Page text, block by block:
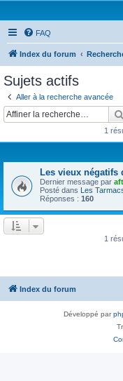
FAQ
Index du forum
Sujets actifs
Aller à la recherche avancée
1
Les vieux négatifs
Dernier message par
Posté dans Les
Réponses : 160
1
Index du forum
Développé par